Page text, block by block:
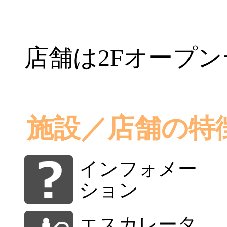
店舗は2Fオープ
施設／店舗の特
インフォメー
ション